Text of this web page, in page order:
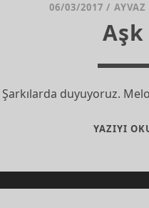
06/03/2017 /
Aşk
Şarkılarda duyuyoruz.
YAZIYI